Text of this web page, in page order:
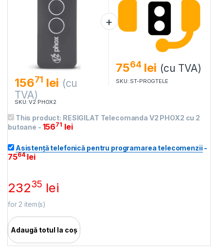
15671 lei (cu
TVA)
SKU: V2 PHOX2
7564 lei (cu TVA)
SKU: ST-PROGTELE
This product: RESIGILAT Telecomanda V2 PHOX2 cu 2
butoane - 15671 lei
Asistență telefonică pentru programarea telecomenzii -
7564 lei
23235 lei
for 2 item(s)
Adaugă totul la coș